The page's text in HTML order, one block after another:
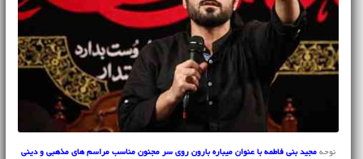
نوحه مجید بنی فاطمه با عنوان میباره بارون روی سر مجنون مناسب مراسم های مذهبی و دینی